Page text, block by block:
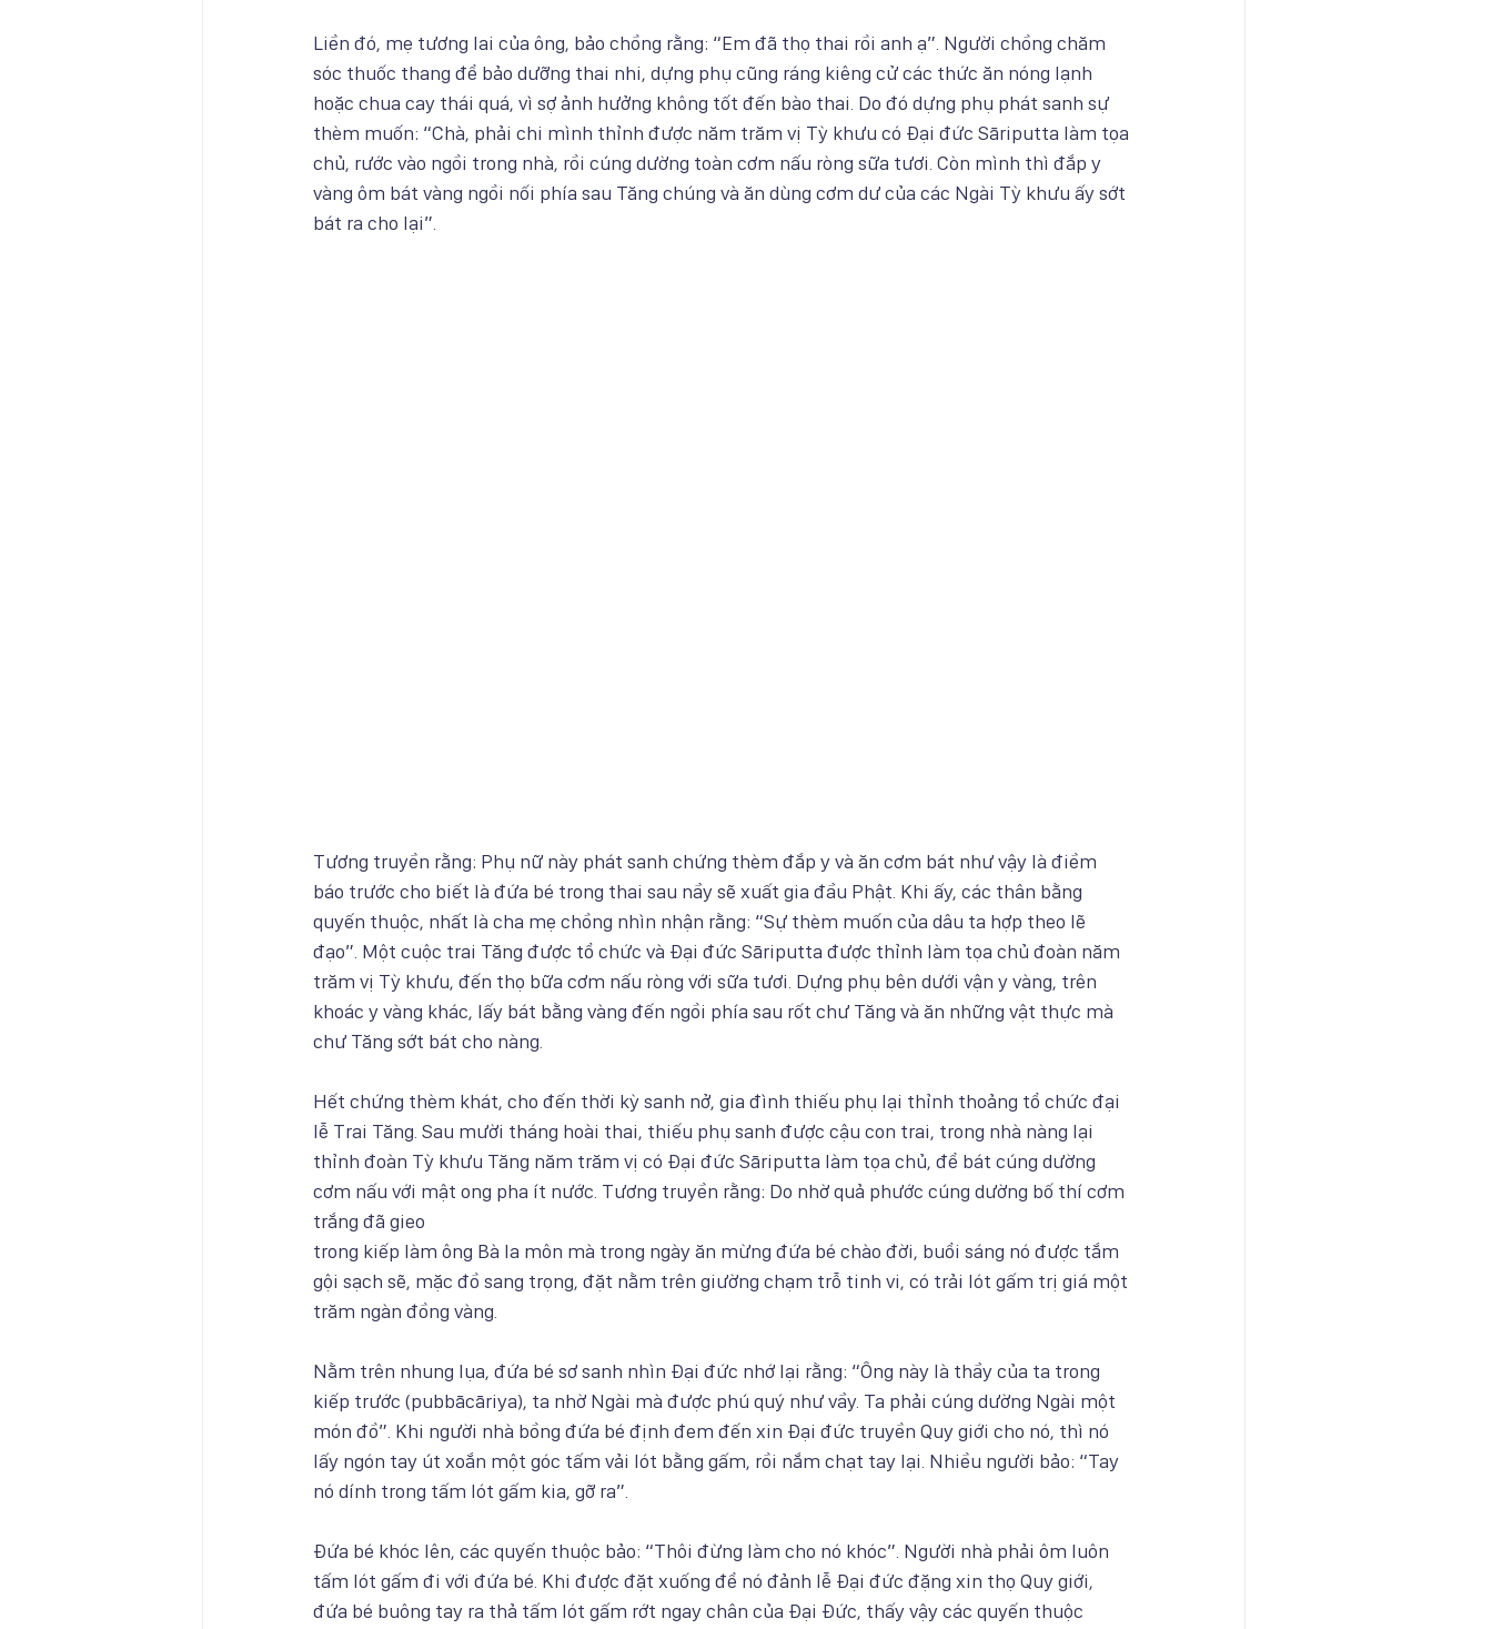
Liền đó, mẹ tương lai của ông, bảo chồng rằng: “Em đã thọ thai rồi anh ạ”. Người chồng chăm
sóc thuốc thang để bảo dưỡng thai nhi, dựng phụ cũng ráng kiêng cử các thức ăn nóng lạnh
hoặc chua cay thái quá, vì sợ ảnh hưởng không tốt đến bào thai. Do đó dựng phụ phát sanh sự
thèm muốn: “Chà, phải chi mình thỉnh được năm trăm vị Tỳ khưu có Đại đức Sāriputta làm tọa
chủ, rước vào ngồi trong nhà, rồi cúng dường toàn cơm nấu ròng sữa tươi. Còn mình thì đắp y
vàng ôm bát vàng ngồi nối phía sau Tăng chúng và ăn dùng cơm dư của các Ngài Tỳ khưu ấy sớt
bát ra cho lại”.
Tương truyền rằng: Phụ nữ này phát sanh chứng thèm đắp y và ăn cơm bát như vậy là điềm
báo trước cho biết là đứa bé trong thai sau nầy sẽ xuất gia đầu Phật. Khi ấy, các thân bằng
quyến thuộc, nhất là cha mẹ chồng nhìn nhận rằng: “Sự thèm muốn của dâu ta hợp theo lẽ
đạo”. Một cuộc trai Tăng được tổ chức và Đại đức Sāriputta được thỉnh làm tọa chủ đoàn năm
trăm vị Tỳ khưu, đến thọ bữa cơm nấu ròng với sữa tươi. Dựng phụ bên dưới vận y vàng, trên
khoác y vàng khác, lấy bát bằng vàng đến ngồi phía sau rốt chư Tăng và ăn những vật thực mà
chư Tăng sớt bát cho nàng.
Hết chứng thèm khát, cho đến thời kỳ sanh nở, gia đình thiếu phụ lại thỉnh thoảng tổ chức đại
lễ Trai Tăng. Sau mười tháng hoài thai, thiếu phụ sanh được cậu con trai, trong nhà nàng lại
thỉnh đoàn Tỳ khưu Tăng năm trăm vị có Đại đức Sāriputta làm tọa chủ, để bát cúng dường
cơm nấu với mật ong pha ít nước. Tương truyền rằng: Do nhờ quả phước cúng dường bố thí cơm
trắng đã gieo
trong kiếp làm ông Bà la môn mà trong ngày ăn mừng đứa bé chào đời, buổi sáng nó được tắm
gội sạch sẽ, mặc đồ sang trọng, đặt nằm trên giường chạm trỗ tinh vi, có trải lót gấm trị giá một
trăm ngàn đồng vàng.
Nằm trên nhung lụa, đứa bé sơ sanh nhìn Đại đức nhớ lại rằng: “Ông này là thầy của ta trong
kiếp trước (pubbācāriya), ta nhờ Ngài mà được phú quý như vầy. Ta phải cúng dường Ngài một
món đồ”. Khi người nhà bồng đứa bé định đem đến xin Đại đức truyền Quy giới cho nó, thì nó
lấy ngón tay út xoắn một góc tấm vải lót bằng gấm, rồi nắm chạt tay lại. Nhiều người bảo: “Tay
nó dính trong tấm lót gấm kia, gỡ ra”.
Đứa bé khóc lên, các quyến thuộc bảo: “Thôi đừng làm cho nó khóc”. Người nhà phải ôm luôn
tấm lót gấm đi với đứa bé. Khi được đặt xuống để nó đảnh lễ Đại đức đặng xin thọ Quy giới,
đứa bé buông tay ra thả tấm lót gấm rớt ngay chân của Đại Đức, thấy vậy các quyến thuộc